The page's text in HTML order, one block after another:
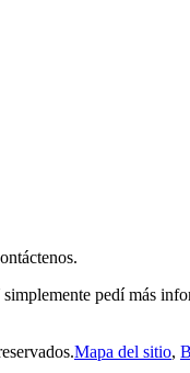
pedí más
Mapa del sitio,